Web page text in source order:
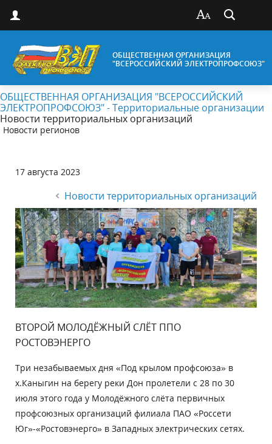
ОБЩЕСТВЕННАЯ ОРГАНИЗАЦИЯ
"ВСЕРОССИЙСКИЙ ЭЛЕКТРОПРОФСОЮЗ"
ОБЩЕСТВЕННАЯ ОРГАНИЗАЦИЯ "ВСЕРОССИЙСКИЙ
ЭЛЕКТРОПРОФСОЮЗ" - Территориальные организации
Новости территориальных организаций
Новости регионов
17 августа 2023
Новости территориальных организаций
ВТОРОЙ МОЛОДЁЖНЫЙ СЛЁТ ППО
РОСТОВЭНЕРГО
Три незабываемых дня «Под крылом профсоюза» в
х.Каныгин на берегу реки Дон пролетели с 28 по 30
июля этого года у Молодёжного слёта первичных
профсоюзных организаций филиала ПАО «Россети
Юг»-«Ростовэнерго» в Западных электрических сетях.